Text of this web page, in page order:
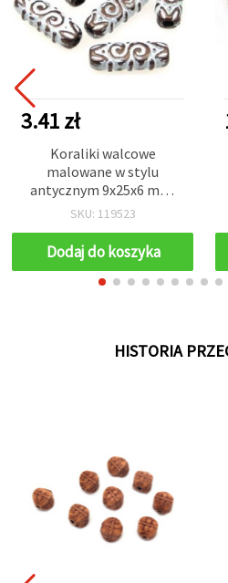
3.41 zł
Koraliki walcowe
malowane w stylu
antycznym 9x25x6 mm,
otwór 3 mm, brązowe, 20
SKU: 119523
Dodaj do koszyka
HISTORIA